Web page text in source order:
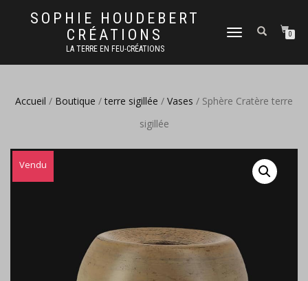
SOPHIE HOUDEBERT
CRÉATIONS
LA TERRE EN FEU-CRÉATIONS
DÉPLIER
0
Accueil / Boutique /terre sigillée / Vases / Sphère Cratère terre
sigillée